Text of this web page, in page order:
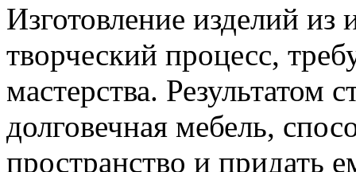
Изготовление изделий из
творческий процесс,
мастерства. Результатом
долговечная мебель,
пространство и придать